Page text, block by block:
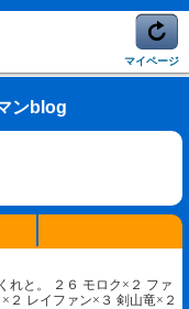
マイページ
ンblog
れと。 ２６ モロク×２ ファ
２ レイファン×３ 剣山竜×２